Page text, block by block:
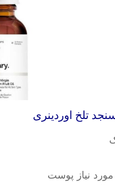
تلخ اوردینری
نیاز پوست